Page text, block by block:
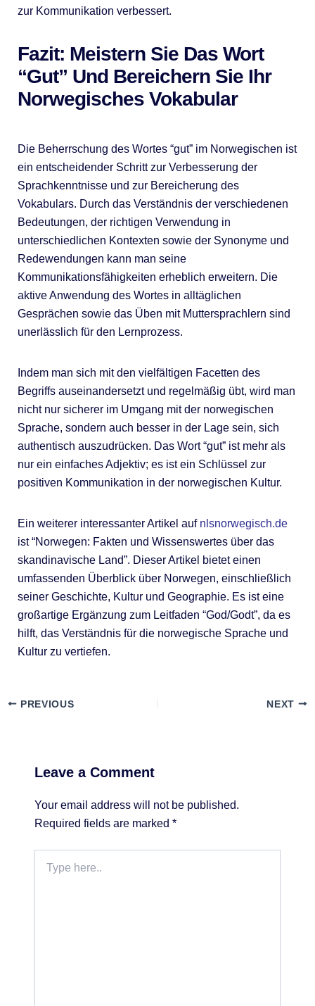
zur Kommunikation verbessert.
Fazit: Meistern Sie Das Wort
“gut” Und Bereichern Sie Ihr
Norwegisches Vokabular
Die Beherrschung des Wortes “gut” im Norwegischen ist
ein entscheidender Schritt zur Verbesserung der
Sprachkenntnisse und zur Bereicherung des
Vokabulars. Durch das Verständnis der verschiedenen
Bedeutungen, der richtigen Verwendung in
unterschiedlichen Kontexten sowie der Synonyme und
Redewendungen kann man seine
Kommunikationsfähigkeiten erheblich erweitern. Die
aktive Anwendung des Wortes in alltäglichen
Gesprächen sowie das Üben mit Muttersprachlern sind
unerlässlich für den Lernprozess.
Indem man sich mit den vielfältigen Facetten des
Begriffs auseinandersetzt und regelmäßig übt, wird man
nicht nur sicherer im Umgang mit der norwegischen
Sprache, sondern auch besser in der Lage sein, sich
authentisch auszudrücken. Das Wort “gut” ist mehr als
nur ein einfaches Adjektiv; es ist ein Schlüssel zur
positiven Kommunikation in der norwegischen Kultur.
Ein weiterer interessanter Artikel auf nlsnorwegisch.de
ist “Norwegen: Fakten und Wissenswertes über das
skandinavische Land”. Dieser Artikel bietet einen
umfassenden Überblick über Norwegen, einschließlich
seiner Geschichte, Kultur und Geographie. Es ist eine
großartige Ergänzung zum Leitfaden “God/Godt”, da es
hilft, das Verständnis für die norwegische Sprache und
Kultur zu vertiefen.
PREVIOUS NEXT
Leave a Comment
Your email address will not be published.
Required fields are marked *
here..